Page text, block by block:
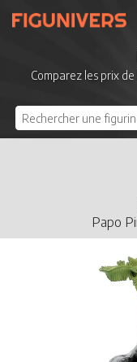
Comparez les prix de
Papo